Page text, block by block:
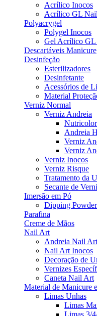
Acrílico Inocos
Acrílico GL
Polyacrygel
Polygel Inocos
Gel Acrílico GL
Descartáveis Manicure
Desinfeção
Esterilizadores
Desinfetante
Acessórios de
Material
Verniz Normal
Verniz Andreia
Andreia
Verniz
Verniz
Verniz Inocos
Verniz Risque
Tratamento da
Secante de
Imersão em Pó
Dipping
Parafina
Creme de Mãos
Nail Art
Andreia Nail Art
Nail Art Inocos
Decoração de
Vernizes
Caneta Nail Art
Material de Manicure
Limas Unhas
Limas
Limas 3/